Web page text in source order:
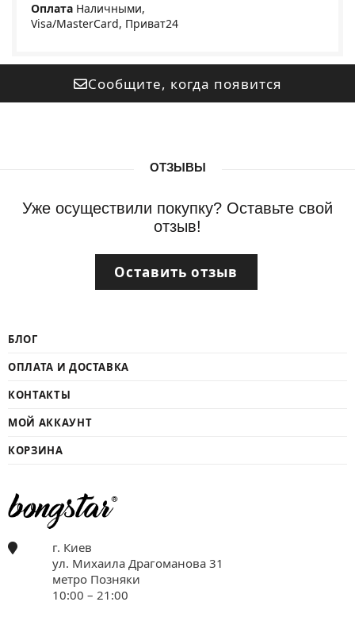
Оплата Наличными,
Visa/MasterCard, Приват24
Сообщите, когда появится
ОТЗЫВЫ
Уже осуществили покупку? Оставьте свой
отзыв!
Оставить отзыв
БЛОГ
ОПЛАТА И ДОСТАВКА
КОНТАКТЫ
МОЙ АККАУНТ
КОРЗИНА
г. Киев
ул. Михаила Драгоманова 31
метро Позняки
10:00 – 21:00